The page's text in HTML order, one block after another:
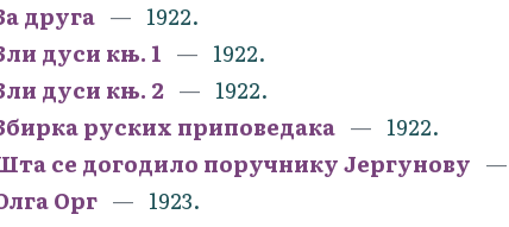
друга
1922.
дуси књ. 1
1922.
дуси књ. 2
1922.
руских приповедака
1922.
се догодило поручнику Јергунову
Орг
1923.